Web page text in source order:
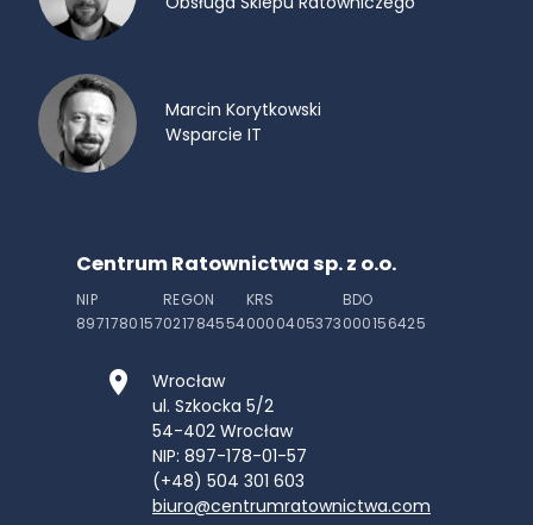
Marcin Korytkowski
Wsparcie IT
Centrum Ratownictwa sp. z o.o.
NIP
8971780157
REGON
021784554
KRS
0000405373
BDO
000156425
Wrocław
ul. Szkocka 5/2
54-402 Wrocław
NIP: 897-178-01-57
(+48) 504 301 603
biuro@centrumratownictwa.com